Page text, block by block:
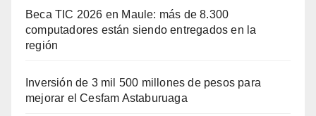
Beca TIC 2026 en Maule: más de 8.300
computadores están siendo entregados en la
región
Inversión de 3 mil 500 millones de pesos para
mejorar el Cesfam Astaburuaga